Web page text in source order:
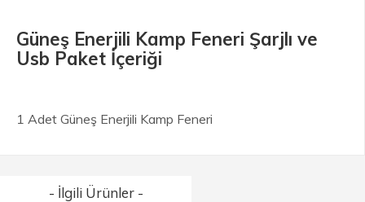
Güneş Enerjili Kamp Feneri Şarjlı ve
Usb Paket İçeriği
1 Adet Güneş Enerjili Kamp Feneri
- İlgili Ürünler -